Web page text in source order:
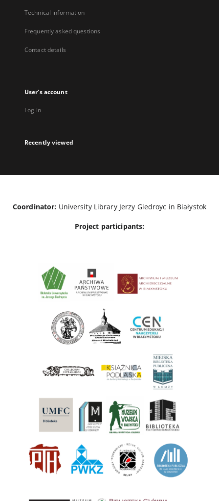
Technical information
Frequently asked questions
Contact details
User's account
Log in
Recently viewed
Coordinator: University Library Jerzy Giedroyc in Białystok
Project participants: